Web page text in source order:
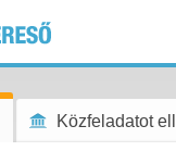
Közfeladatot